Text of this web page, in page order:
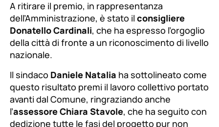
A ritirare il premio, in rappresentanza
dell’Amministrazione, è stato il consigliere
Donatello Cardinali, che ha espresso l’orgoglio
della città di fronte a un riconoscimento di livello
nazionale.
Il sindaco Daniele Natalia ha sottolineato come
questo risultato premi il lavoro collettivo portato
avanti dal Comune, ringraziando anche
l’assessore Chiara Stavole, che ha seguito con
dedizione tutte le fasi del progetto pur non